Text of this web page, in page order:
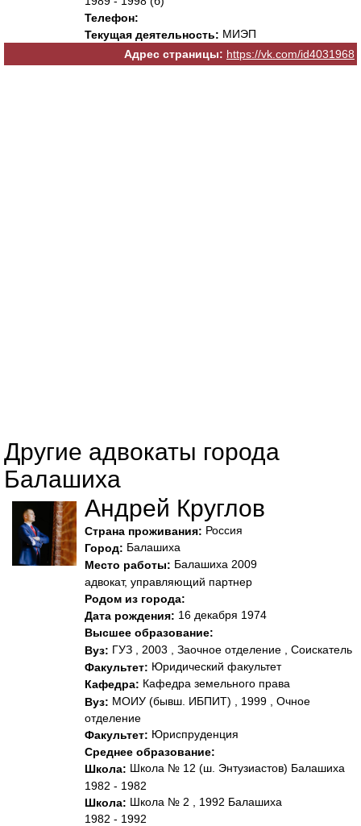
Телефон:
Текущая деятельность: МИЭП
Адрес страницы: https://vk.com/id4031968
Другие адвокаты города
Балашиха
Андрей Круглов
Страна проживания: Россия
Город: Балашиха
Место работы: Балашиха 2009
адвокат, управляющий партнер
Родом из города:
Дата рождения: 16 декабря 1974
Высшее образование:
Вуз: ГУЗ , 2003 , Заочное отделение , Соискатель
Факультет: Юридический факультет
Кафедра: Кафедра земельного права
Вуз: МОИУ (бывш. ИБПИТ) , 1999 , Очное
отделение
Факультет: Юриспруденция
Среднее образование:
Школа: Школа № 12 (ш. Энтузиастов) Балашиха
1982 - 1982
Школа: Школа № 2 , 1992 Балашиха
1982 - 1992